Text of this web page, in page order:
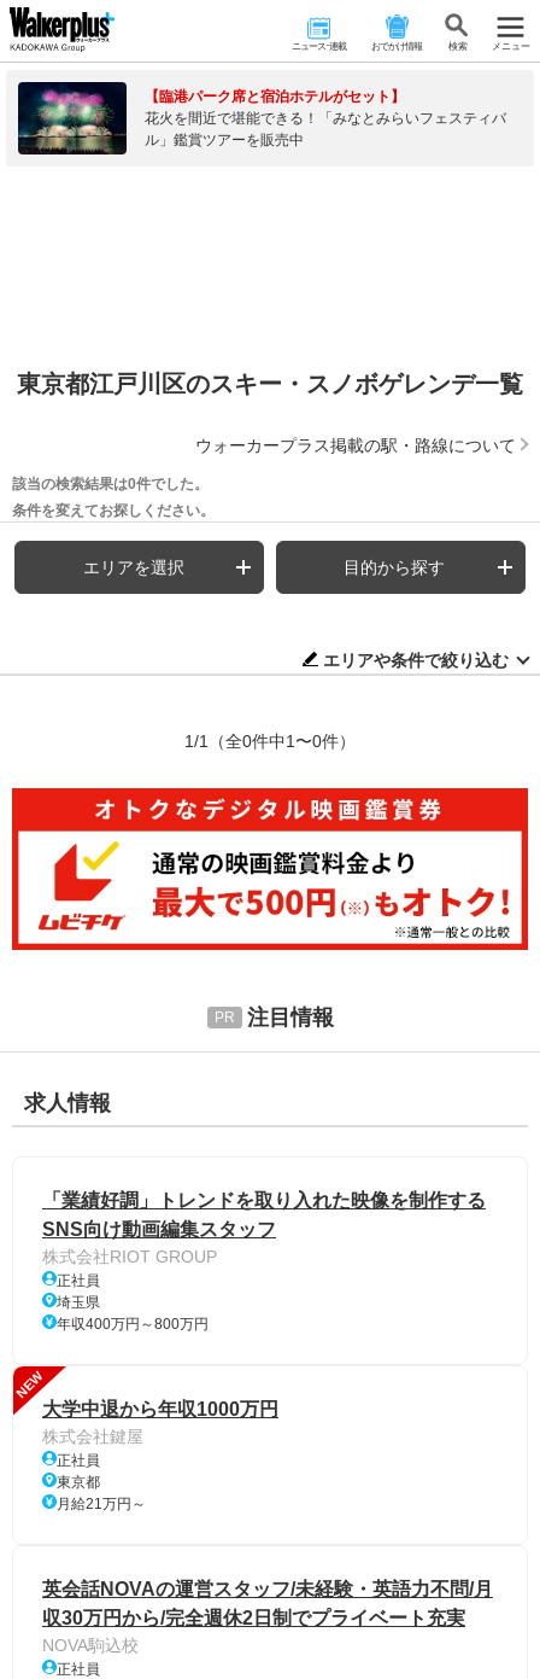
ニュース･連載 おでかけ情報 検 索 メニュー
【臨港パーク席と宿泊ホテルがセット】
花火を間近で堪能できる！「みなとみらいフェスティバ
ル」鑑賞ツアーを販売中
東京都江戸川区のスキー・スノボゲレンデ一覧
ウォーカープラス掲載の駅・路線について
該当の検索結果は0件でした。
条件を変えてお探しください。
エリアを選択 目的から探す
エリアや条件で絞り込む
1/1 （全0件中1〜0件）
注目情報
求人情報
「業績好調」トレンドを取り入れた映像を制作する
SNS向け動画編集スタッフ
株式会社RIOT GROUP
正社員
埼玉県
年収400万円～800万円
NEW
大学中退から年収1000万円
株式会社鍵屋
正社員
東京都
月給21万円～
英会話NOVAの運営スタッフ/未経験・英語力不問/月
収30万円から/完全週休2日制でプライベート充実
NOVA駒込校
正社員